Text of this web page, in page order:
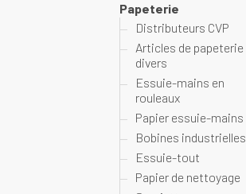
Papeterie
Distributeurs CVP
Articles de papeterie
divers
Essuie-mains en
rouleaux
Papier essuie-mains
Bobines industrielles
Essuie-tout
Papier de nettoyage